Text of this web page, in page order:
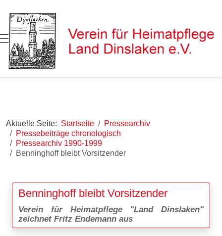
Mobile Menu Toggle
Aktuelle Seite: Startseite
Pressearchiv
Pressebeiträge chronologisch
Pressearchiv 1990-1999
Benninghoff bleibt Vorsitzender
Benninghoff bleibt Vorsitzender
Verein für Heimatpflege "Land Dinslaken"
zeichnet Fritz Endemann aus